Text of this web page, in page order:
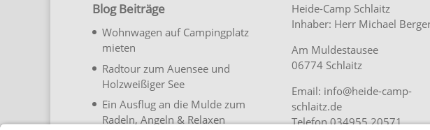
Blog Beiträge
Wohnwagen auf Campingplatz
mieten
Radtour zum Auensee und
Holzweißiger See
Ein Ausflug an die Mulde zum
Radeln, Angeln & Relaxen
Heide-Camp Schlaitz
Inhaber: Herr Michael
Am Muldestausee
06774 Schlaitz
Email: info@heide-camp-
schlaitz.de
Telefon 034955 20571